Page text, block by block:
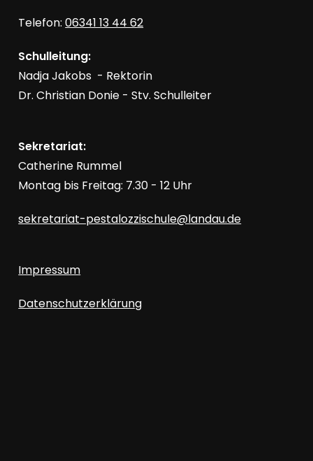
Telefon:06341 13 44 62
Schulleitung:
Nadja Jakobs - Rektorin
Dr. Christian Donie - Stv. Schulleiter
Sekretariat:
Catherine Rummel
Montag bis Freitag: 7.30 - 12 Uhr
sekretariat-pestalozzischule@landau.de
Impressum
Datenschutzerklärung